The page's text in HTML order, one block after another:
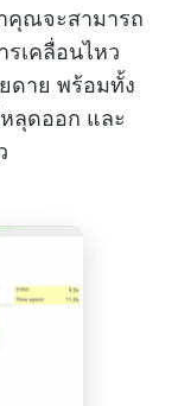
คุณจะสามารถ
รเคลื่อนไหว
ดาย พร้อมทั้ง
ลุดออก และ